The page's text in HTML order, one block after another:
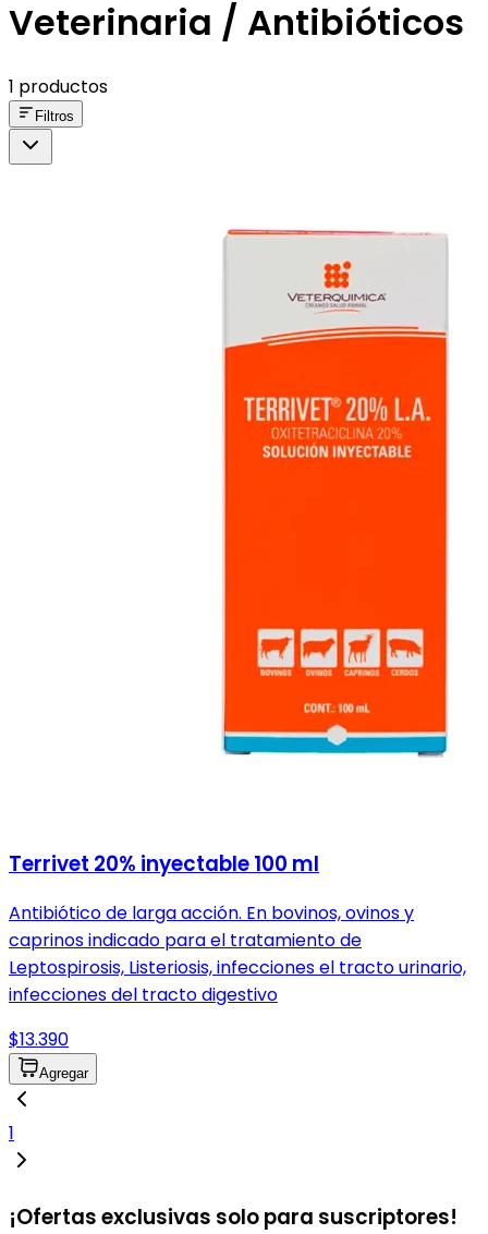
Veterinaria / Antibióticos
1 productos
Filtros
Terrivet 20% inyectable 100 ml
Antibiótico de larga acción. En bovinos, ovinos y
caprinos indicado para el tratamiento de
Leptospirosis, Listeriosis, infecciones el tracto urinario,
infecciones del tracto digestivo
$13.390
Agregar
1
¡Ofertas exclusivas solo para suscriptores!